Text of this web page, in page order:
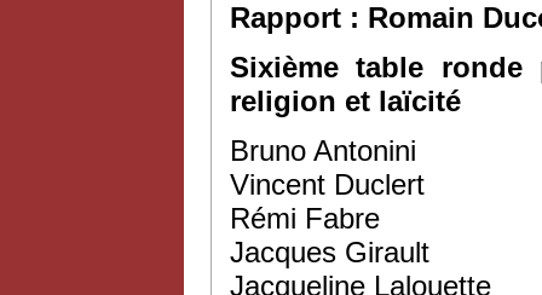
Rapport : Romain
Sixième table ronde
religion et laïcité
Bruno Antonini
Vincent Duclert
Rémi Fabre
Jacques Girault
Jacqueline Lalouette